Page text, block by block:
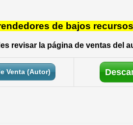
de bajos
revisar la página de ventas del
Venta (Autor)